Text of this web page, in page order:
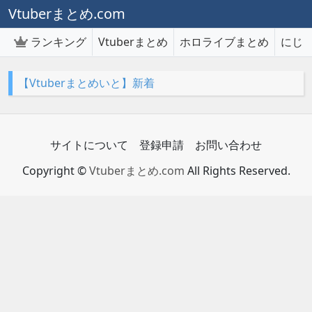
Vtuberまとめ.com
ランキング Vtuberまとめ ホロライブまとめ にじ
【Vtuberまとめいと】新着
サイトについて 登録申請
お問い合わせ
Copyright ©Vtuberまとめ.com All Rights Reserved.